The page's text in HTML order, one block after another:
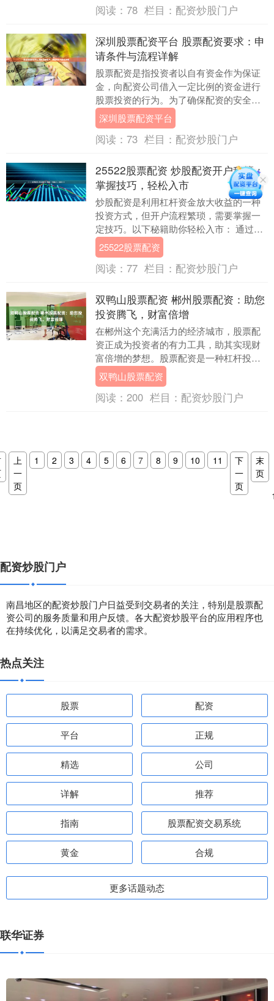
阅读： 78 栏目： 配资炒股门户
深圳股票配资平台 股票配资要求：申
请条件与流程详解
股票配资是指投资者以自有资金作为保证
金，向配资公司借入一定比例的资金进行
股票投资的行为。为了确保配资的安全性
和规范性，配资公司对申请人提出了以下
条件： 平台提供....
深圳股票配资平台
阅读： 73 栏目： 配资炒股门户
25522股票配资 炒股配资开户秘籍：
掌握技巧，轻松入市
炒股配资是利用杠杆资金放大收益的一种
投资方式，但开户流程繁琐，需要掌握一
定技巧。以下秘籍助你轻松入市： 通过查
询配资信息，投资者可以了解市场上配资
的整体情况，对....
25522股票配资
阅读： 77 栏目： 配资炒股门户
双鸭山股票配资 郴州股票配资：助您
投资腾飞，财富倍增
在郴州这个充满活力的经济城市，股票配
资正成为投资者的有力工具，助其实现财
富倍增的梦想。股票配资是一种杠杆投资
方式，它允许投资者以较小的本金撬动更
大的资金，从而放....
双鸭山股票配资
阅读： 200 栏目： 配资炒股门户
上
一
页
1 2 3 4 5 6 7 8 9 10 11
下
一
页
末
页
配资炒股门户
南昌地区的配资炒股门户日益受到交易者的关注，特别是股票配
资公司的服务质量和用户反馈。各大配资炒股平台的应用程序也
在持续优化，以满足交易者的需求。
热点关注
股票 配资
平台 正规
精选 公司
详解 推荐
指南 股票配资交易系统
黄金 合规
更多话题动态
联华证券